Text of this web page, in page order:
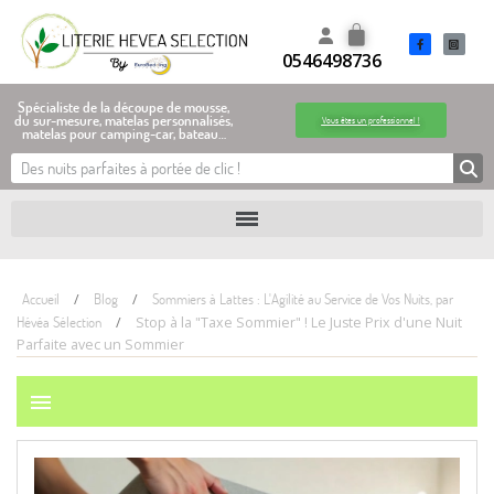
0546498736
Spécialiste de la découpe de mousse,
du sur-mesure, matelas personnalisés,
matelas pour camping-car, bateau…
Vous êtes un professionnel !
Accueil Blog
Sommiers à Lattes : L'Agilité au Service de Vos Nuits, par
Hévéa Sélection
Stop à la "Taxe Sommier" ! Le Juste Prix d'une Nuit
Parfaite avec un Sommier
menu